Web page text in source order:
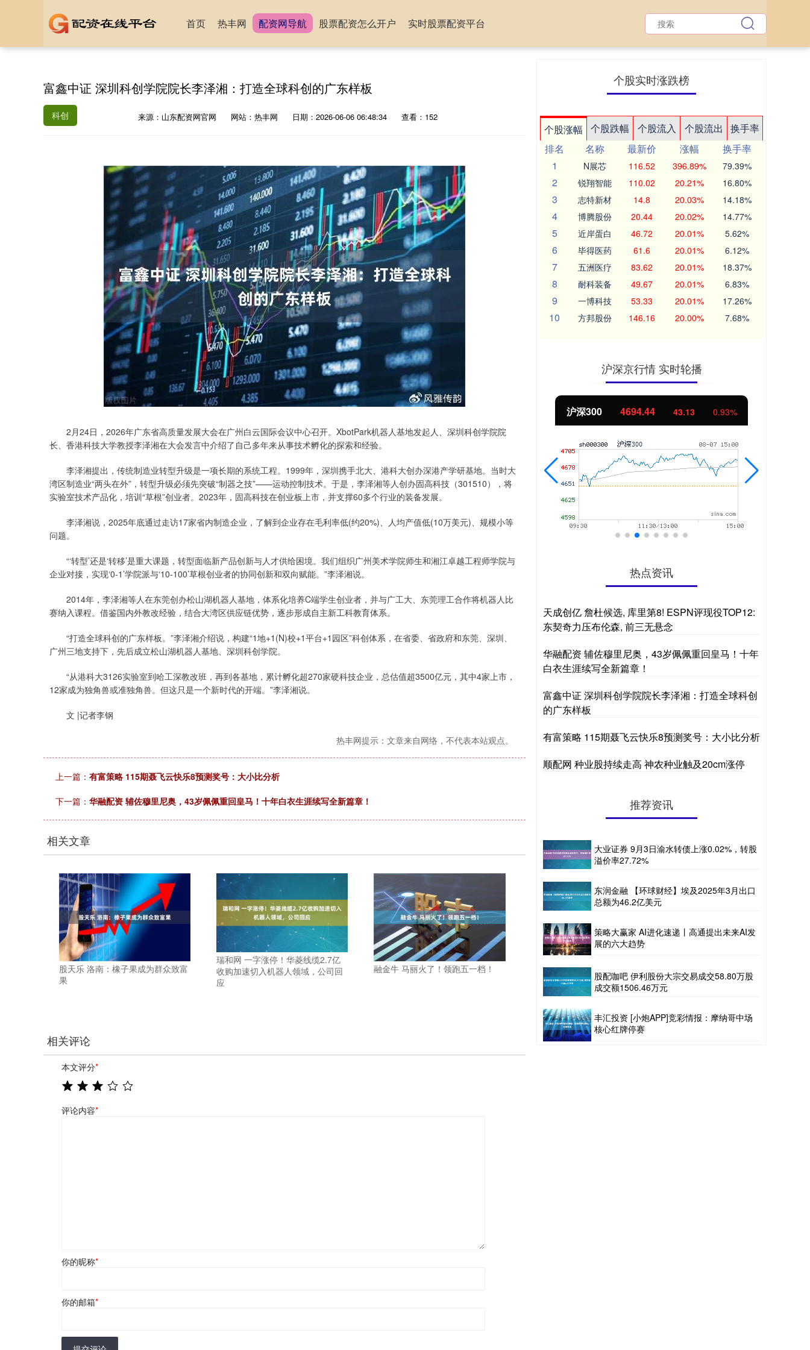
首页 热丰网 配资网导航 股票配资怎么开户 实时股票配资平台
富鑫中证 深圳科创学院院长李泽湘：打造全球科创的广东样板
科创 来源：山东配资网官网 网站：热丰网 日期：2026-06-06 06:48:34 查看：152
2月24日，2026年广东省高质量发展大会在广州白云国际会议中心召开。XbotPark机器人基地发起人、深圳科创学院院
长、香港科技大学教授李泽湘在大会发言中介绍了自己多年来从事技术孵化的探索和经验。
李泽湘提出，传统制造业转型升级是一项长期的系统工程。1999年，深圳携手北大、港科大创办深港产学研基地。当时大
湾区制造业“两头在外”，转型升级必须先突破“制器之技”——运动控制技术。于是，李泽湘等人创办固高科技（301510），将
实验室技术产品化，培训“草根”创业者。2023年，固高科技在创业板上市，并支撑60多个行业的装备发展。
李泽湘说，2025年底通过走访17家省内制造企业，了解到企业存在毛利率低(约20%)、人均产值低(10万美元)、规模小等
问题。
“‘转型’还是‘转移’是重大课题，转型面临新产品创新与人才供给困境。我们组织广州美术学院师生和湘江卓越工程师学院与
企业对接，实现‘0-1’学院派与‘10-100’草根创业者的协同创新和双向赋能。”李泽湘说。
2014年，李泽湘等人在东莞创办松山湖机器人基地，体系化培养C端学生创业者，并与广工大、东莞理工合作将机器人比
赛纳入课程。借鉴国内外教改经验，结合大湾区供应链优势，逐步形成自主新工科教育体系。
“打造全球科创的广东样板。”李泽湘介绍说，构建“1地+1(N)校+1平台+1园区”科创体系，在省委、省政府和东莞、深圳、
广州三地支持下，先后成立松山湖机器人基地、深圳科创学院。
“从港科大3126实验室到哈工深教改班，再到各基地，累计孵化超270家硬科技企业，总估值超3500亿元，其中4家上市，
12家成为独角兽或准独角兽。但这只是一个新时代的开端。”李泽湘说。
文 |记者李钢
热丰网提示：文章来自网络，不代表本站观点。
上一篇： 有富策略 115期聂飞云快乐8预测奖号：大小比分析
下一篇： 华融配资 辅佐穆里尼奥，43岁佩佩重回皇马！十年白衣生涯续写全新篇章！
相关文章
股天乐 洛南：橡子果成为群众致富
果
瑞和网 一字涨停！华菱线缆2.7亿
收购加速切入机器人领域，公司回
应
融金牛 马丽火了！领跑五一档！
相关评论
本文评分*
评论内容*
你的昵称*
你的邮箱*
个股实时涨跌榜
个股涨幅 个股跌幅 个股流入 个股流出
换手率
排名
名称 最新价 涨幅
换手率
1
N展芯 116.52 396.89% 79.39%
2 锐翔智能 110.02 20.21% 16.80%
3 志特新材 14.8 20.03% 14.18%
4 博腾股份 20.44 20.02% 14.77%
5 近岸蛋白 46.72 20.01% 5.62%
6 毕得医药 61.6 20.01% 6.12%
7 五洲医疗 83.62 20.01% 18.37%
8 耐科装备 49.67 20.01% 6.83%
9 一博科技 53.33 20.01% 17.26%
10 方邦股份 146.16 20.00% 7.68%
沪深京行情 实时轮播
上证指数 3940.04 深证成指 14311.01 沪深300 4694.44 43.13 0.93%
热点资讯
天成创亿 詹杜候选, 库里第8! ESPN评现役TOP12:
东契奇力压布伦森, 前三无悬念
华融配资 辅佐穆里尼奥，43岁佩佩重回皇马！十年
白衣生涯续写全新篇章！
富鑫中证 深圳科创学院院长李泽湘：打造全球科创
的广东样板
有富策略 115期聂飞云快乐8预测奖号：大小比分析
顺配网 种业股持续走高 神农种业触及20cm涨停
推荐资讯
大业证券 9月3日渝水转债上涨0.02%，转股
溢价率27.72%
东润金融 【环球财经】埃及2025年3月出口
总额为46.2亿美元
策略大赢家 AI进化速递丨高通提出未来AI发
展的六大趋势
股配咖吧 伊利股份大宗交易成交58.80万股
成交额1506.46万元
丰汇投资 [小炮APP]竞彩情报：摩纳哥中场
核心红牌停赛